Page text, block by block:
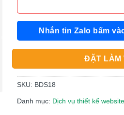
Nhắn tin Zalo bấm
ĐẶT LÀM
SKU: BDS18
Danh mục: Dịch vụ thiết kế